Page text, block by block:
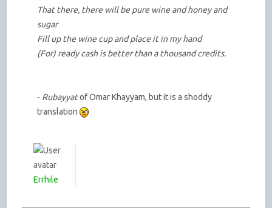
That there, there will be pure wine and honey and
sugar
Fill up the wine cup and place it in my hand
(For) ready cash is better than a thousand credits.
- Rubayyatof Omar Khayyam, but it is a shoddy
translation
Errhile